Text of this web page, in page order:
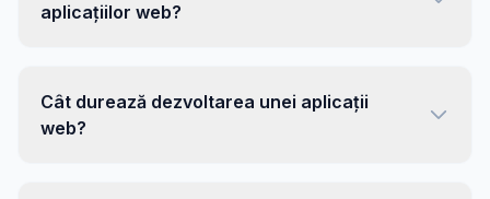
aplicațiilor web?
Cât durează dezvoltarea unei aplicații
web?